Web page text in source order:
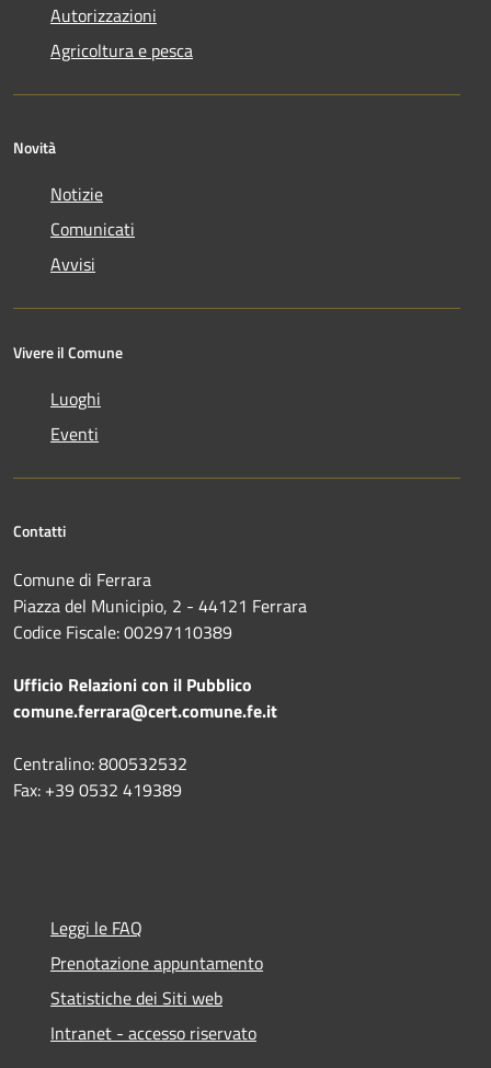
Autorizzazioni
Agricoltura e pesca
Novità
Notizie
Comunicati
Avvisi
Vivere il Comune
Luoghi
Eventi
Contatti
Comune di Ferrara
Piazza del Municipio, 2 - 44121 Ferrara
Codice Fiscale: 00297110389
Ufficio Relazioni con il Pubblico
comune.ferrara@cert.comune.fe.it
Centralino: 800532532
Fax: +39 0532 419389
Leggi le FAQ
Prenotazione appuntamento
Statistiche dei Siti web
Intranet - accesso riservato